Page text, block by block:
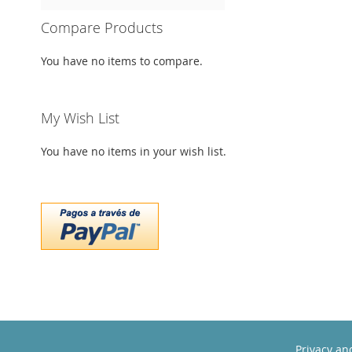
Compare Products
You have no items to compare.
My Wish List
You have no items in your wish list.